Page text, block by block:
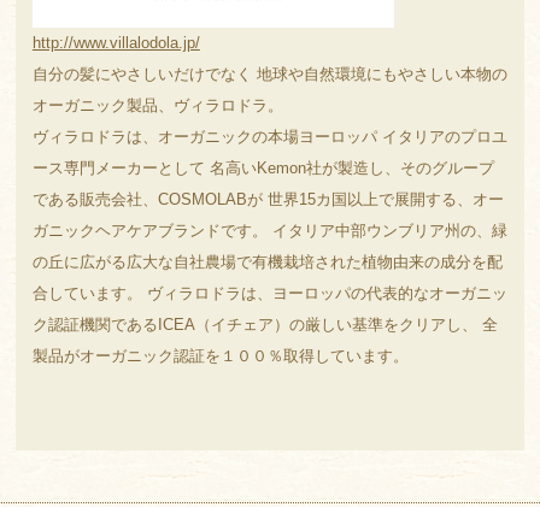
http://www.villalodola.jp/
自分の髪にやさしいだけでなく 地球や自然環境にもやさしい本物の
オーガニック製品、ヴィラロドラ。
ヴィラロドラは、オーガニックの本場ヨーロッパ イタリアのプロユ
ース専門メーカーとして 名高いKemon社が製造し、そのグループ
である販売会社、COSMOLABが 世界15カ国以上で展開する、オー
ガニックヘアケアブランドです。 イタリア中部ウンブリア州の、緑
の丘に広がる広大な自社農場で有機栽培された植物由来の成分を配
合しています。 ヴィラロドラは、ヨーロッパの代表的なオーガニッ
ク認証機関であるICEA（イチェア）の厳しい基準をクリアし、 全
製品がオーガニック認証を１００％取得しています。